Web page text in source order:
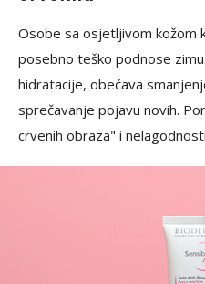
Osobe sa osjetljivom kožom
posebno teško podnose
hidratacije, obećava
sprečavanje pojavu novih.
crvenih obraza" i